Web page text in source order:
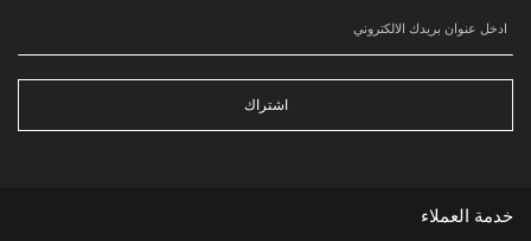
اشتراك
خدمة العملاء